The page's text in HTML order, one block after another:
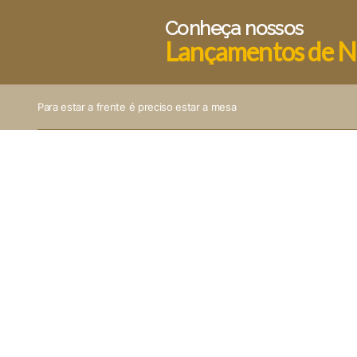
Conheça nossos
Lançamentos de
Para estar a frente é preciso estar a mesa